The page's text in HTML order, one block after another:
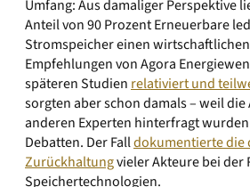
Umfang: Aus damaliger Perspektive
Anteil von 90 Prozent Erneuerbare
Stromspeicher einen
Empfehlungen von Agora
späteren Studien relativiert und
sorgten aber schon damals – weil
anderen Experten hinterfragt
Debatten. Der Falldokumentierte die
Zurückhaltungvieler Akteure bei der
Speichertechnologien.